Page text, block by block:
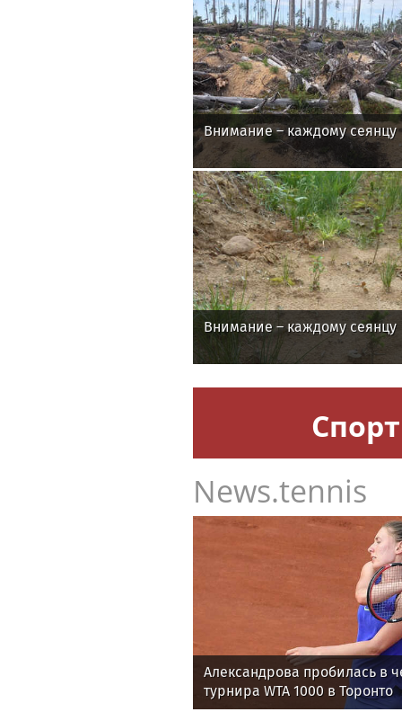
Внимание – каждому сеянцу
Внимание – каждому сеянцу
Спорт
News.tennis
Александрова пробилась в
турнира WTA 1000 в Торонто